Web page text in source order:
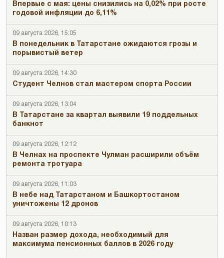
Впервые с мая: цены снизились на 0,02% при росте
годовой инфляции до 6,11%
09 августа 2026, 15:05
В понедельник в Татарстане ожидаются грозы и
порывистый ветер
09 августа 2026, 14:30
Студент Челнов стал мастером спорта России
09 августа 2026, 13:04
В Татарстане за квартал выявили 19 поддельных
банкнот
09 августа 2026, 12:12
В Челнах на проспекте Чулман расширили объём
ремонта тротуара
09 августа 2026, 11:03
В небе над Татарстаном и Башкортостаном
уничтожены 12 дронов
09 августа 2026, 10:13
Назван размер дохода, необходимый для
максимума пенсионных баллов в 2026 году